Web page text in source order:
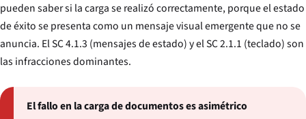
pueden saber si la carga se realizó correctamente, porque el estado
de éxito se presenta como un mensaje visual emergente que no se
anuncia. El SC 4.1.3 (mensajes de estado) y el SC 2.1.1 (teclado) son
las infracciones dominantes.
El fallo en la carga de documentos es asimétrico